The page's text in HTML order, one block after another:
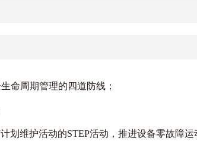
命周期管理的四道防线；
划维护活动的STEP活动，推进设备零故障运